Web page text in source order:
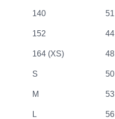
140 51
152 44
164 (XS) 48
S 50
M 53
L 56